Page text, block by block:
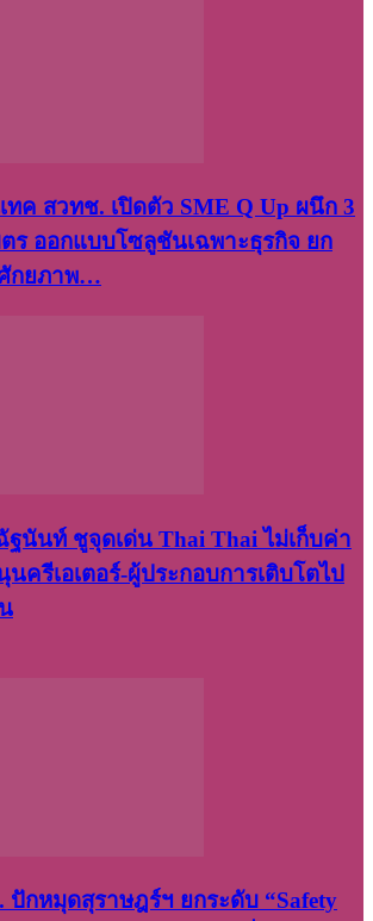
ทค สวทช. เปิดตัว SME Q Up ผนึก 3
ร ออกแบบโซลูชันเฉพาะธุรกิจ ยก
กยภาพ…
นันท์ ชูจุดเด่น Thai Thai ไม่เก็บค่า
นครีเอเตอร์-ผู้ประกอบการเติบโตไป
ปักหมุดสุราษฎร์ฯ ยกระดับ “Safety